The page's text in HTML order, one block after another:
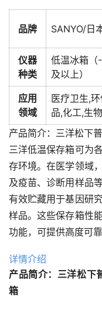
品牌 SANYO/日
仪器
种类
低温冰箱（
及以上）
应用
领域
医疗卫生,
品,化工,生
产品简介：三洋松下
三洋低温保存箱可为
存环境。在医学领域
及疫苗、诊断用样品
有效贮藏用于基因研
样品。这些保存箱性
功能，可提供高度可
详情介绍
产品简介：三洋松下
箱